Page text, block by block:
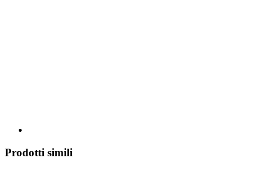
Prodotti simili